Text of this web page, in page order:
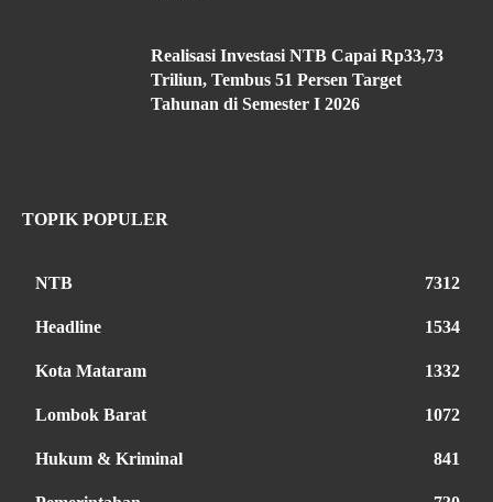
Realisasi Investasi NTB Capai Rp33,73
Triliun, Tembus 51 Persen Target
Tahunan di Semester I 2026
TOPIK POPULER
NTB 7312
Headline 1534
Kota Mataram 1332
Lombok Barat 1072
Hukum & Kriminal 841